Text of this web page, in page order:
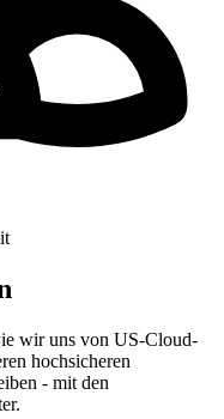
wir uns von US-Cloud-
hochsicheren
- mit den